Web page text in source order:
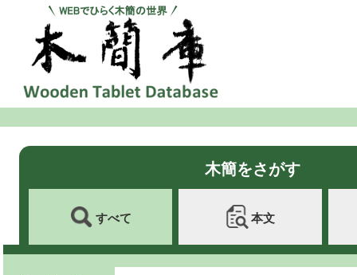
木簡をさがす
すべて 本文